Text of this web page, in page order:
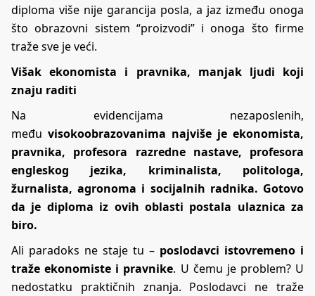
diploma više nije garancija posla, a jaz između onoga
što obrazovni sistem “proizvodi” i onoga što firme
traže sve je veći.
Višak ekonomista i pravnika, manjak ljudi koji
znaju raditi
Na evidencijama nezaposlenih,
među visokoobrazovanima najviše je ekonomista,
pravnika, profesora razredne nastave, profesora
engleskog jezika, kriminalista, politologa,
žurnalista, agronoma i socijalnih radnika. Gotovo
da je diploma iz ovih oblasti postala ulaznica za
biro.
Ali paradoks ne staje tu – poslodavci istovremeno i
traže ekonomiste i pravnike. U čemu je problem? U
nedostatku praktičnih znanja. Poslodavci ne traže